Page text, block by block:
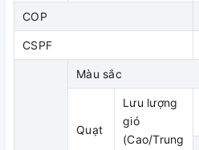
b, Dàn nóng
- Hoạt động êm ái
+ Được trang bị lưới bảo vệ dạng
model RNQ30-48M
COP
CSPF
Màu sắc
Quạt
Lưu lượng
gió
(Cao/Trung